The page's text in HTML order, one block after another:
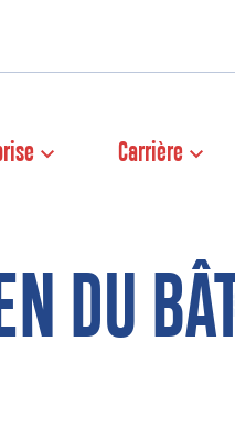
Carrière
DU